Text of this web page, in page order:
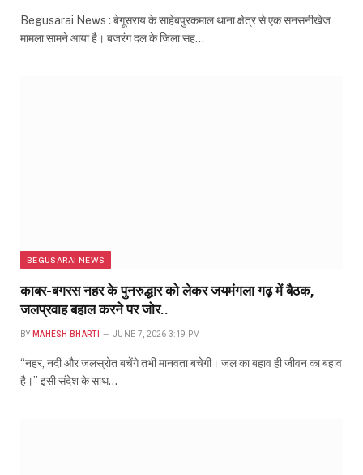
Begusarai News : बेगूसराय के साहेबपुरकमाल थाना क्षेत्र से एक सनसनीखेज
मामला सामने आया है। बजरंग दल के जिला सह…
BEGUSARAI NEWS
काबर-बगरस नहर के पुनरुद्धार को लेकर जयमंगला गढ़ में बैठक,
जलप्रवाह बहाल करने पर जोर..
BY MAHESH BHARTI JUNE 7, 2026 3:19 PM
“नहर, नदी और जलस्रोत बचेंगे तभी मानवता बचेगी। जल का बहाव ही जीवन का बहाव
है।” इसी संदेश के साथ…